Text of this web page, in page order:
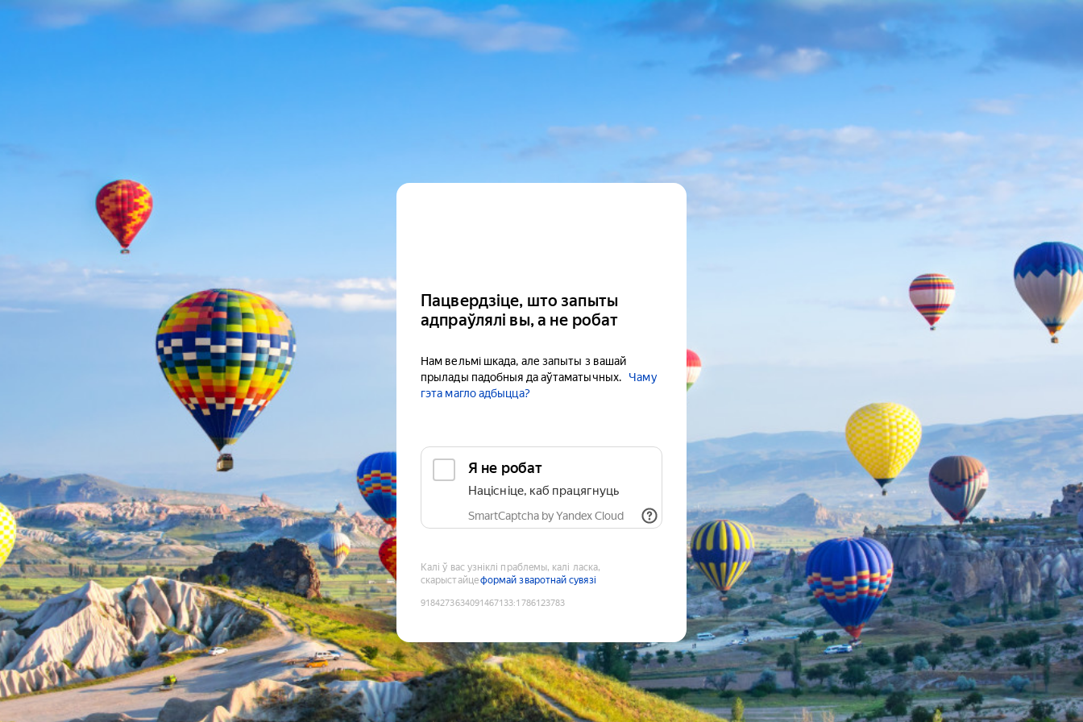
Пацвердзіце, што запыты
адпраўлялі вы, а не робат
Нам вельмі шкада, але запыты з вашай
прылады падобныя да аўтаматычных.
Чаму
гэта магло адбыцца?
Я не робат
Націсніце, каб працягнуць
SmartCaptcha by Yandex Cloud
Калі ў вас узніклі праблемы, калі ласка,
скарыстайцеформай зваротнай сувязі
9184273634091467133:1786123783